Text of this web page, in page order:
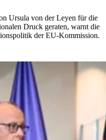
Ursula von der Leyen für die
Druck geraten, warnt die
der EU-Kommission.